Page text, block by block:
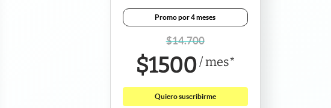
Promo por 4 meses
$14.700
$1500/mes*
Quiero suscribirme